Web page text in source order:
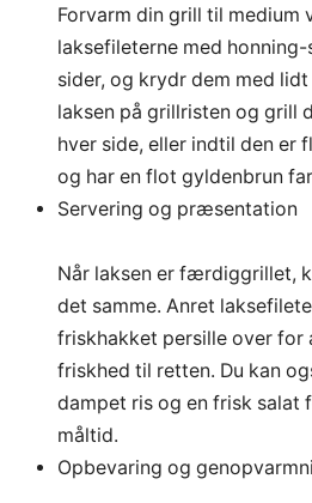
Forvarm din grill til medium
laksefileterne med
sider, og krydr dem med
laksen på grillristen og grill
hver side, eller indtil den er
og har en flot gyldenbrun
Servering og præsentation
Når laksen er færdiggrillet,
det samme. Anret
friskhakket persille over for
friskhed til retten. Du kan
dampet ris og en frisk salat
måltid.
Opbevaring og